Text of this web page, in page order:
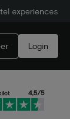
experiences
Login